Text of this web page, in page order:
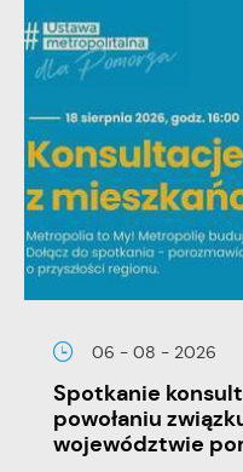
06 - 08 - 2026
Spotkanie
powołaniu
województwie